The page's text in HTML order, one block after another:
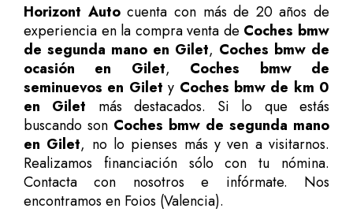
Horizont Autocuenta con más de 20 años de
experiencia en la compra venta de Coches bmw
de segunda mano en Gilet, Coches bmw de
ocasión en Gilet, Coches bmw de
seminuevos en Gilet y Coches bmw de km 0
en Gilet más destacados. Si lo que estás
buscando son Coches bmw de segunda mano
en Gilet, no lo pienses más y ven a visitarnos.
Realizamos financiación sólo con tu nómina.
Contacta con nosotros e infórmate. Nos
encontramos en Foios (Valencia).